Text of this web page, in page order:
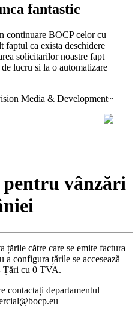
fantastic
continuare BOCP celor cu
faptul ca exista deschidere
solicitarilor noastre fapt
lucru si la o automatizare
Media & Development~
vânzări
țările către care se emite factura
configura țările se accesează
Țări cu 0 TVA.
contactați departamentul